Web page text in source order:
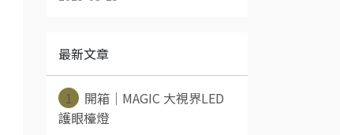
最新文章
1
開箱｜MAGIC 大視界LED
護眼檯燈